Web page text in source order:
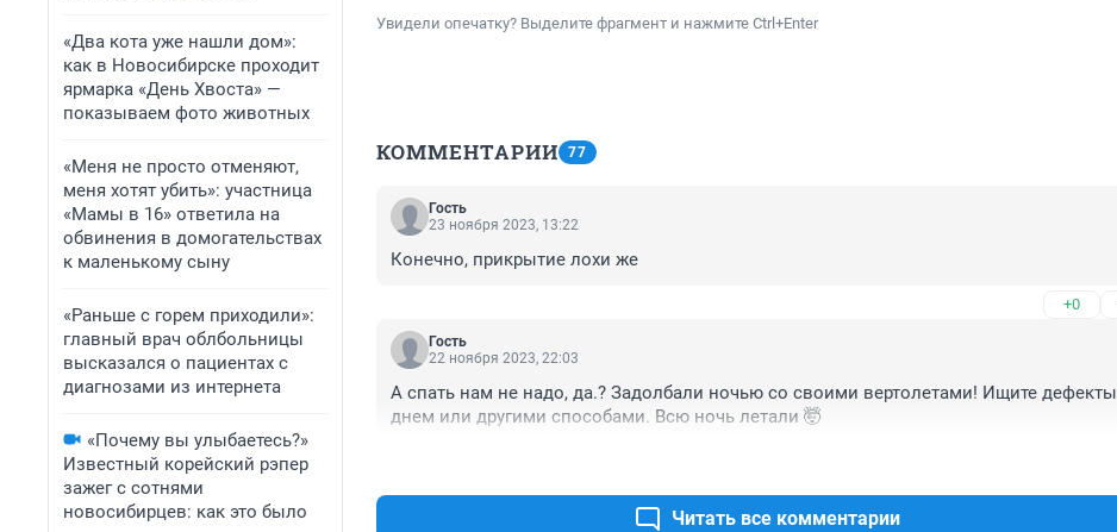
«Два кота уже нашли дом»:
как в Новосибирске проходит
ярмарка «День Хвоста» —
показываем фото животных
«Меня не просто отменяют,
меня хотят убить»: участница
«Мамы в 16» ответила на
обвинения в домогательствах
к маленькому сыну
«Раньше с горем приходили»:
главный врач облбольницы
высказался о пациентах с
диагнозами из интернета
«Почему вы улыбаетесь?»
Известный корейский рэпер
зажег с сотнями
новосибирцев: как это было
Увидели опечатку? Выделите фрагмент и нажмите Ctrl+Enter
КОММЕНТАРИИ 77
Гость
23 ноября 2023, 13:22
Конечно, прикрытие лохи же
+0
Гость
22 ноября 2023, 22:03
А спать нам не надо, да.? Задолбали ночью со своими вертолетами! Ищите дефекты
днем или другими способами. Всю ночь летали 🤯
Читать все комментарии